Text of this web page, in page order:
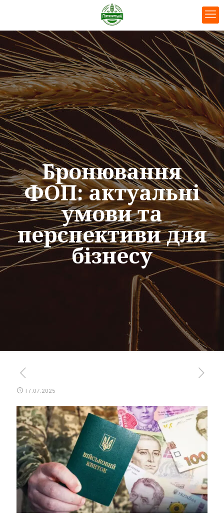
Бронювання
ФОП: актуальні
умови та
перспективи для
бізнесу
17.07.2025